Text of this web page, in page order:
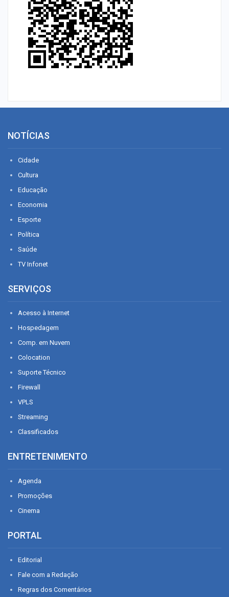
NOTÍCIAS
Cidade
Cultura
Educação
Economia
Esporte
Política
Saúde
TV Infonet
SERVIÇOS
Acesso à Internet
Hospedagem
Comp. em Nuvem
Colocation
Suporte Técnico
Firewall
VPLS
Streaming
Classificados
ENTRETENIMENTO
Agenda
Promoções
Cinema
PORTAL
Editorial
Fale com a Redação
Regras dos Comentários